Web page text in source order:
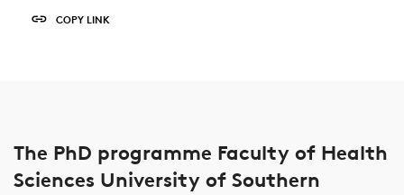
COPY LINK
The PhD programme Faculty of Health
Sciences University of Southern